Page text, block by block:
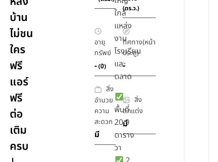
บ้าน
ไม่ชน
ใคร
ฟรี
แอร์
ฟรี
ต่อ
เติม
ครบ
(ตร.ว.)
อายุ
ทรัพย์
-(ปี)
ทิศทาง(หน้า
ประตู)
-
สิ่ง
อำนวย
ความ
สะดวก
มี
สิ่ง
ตกแต่ง
มี
ใกล้
แหล่ง
งาน
โรงเรียน
และ
ตลาด
พื้นที่
20.9
ตาราง
วา